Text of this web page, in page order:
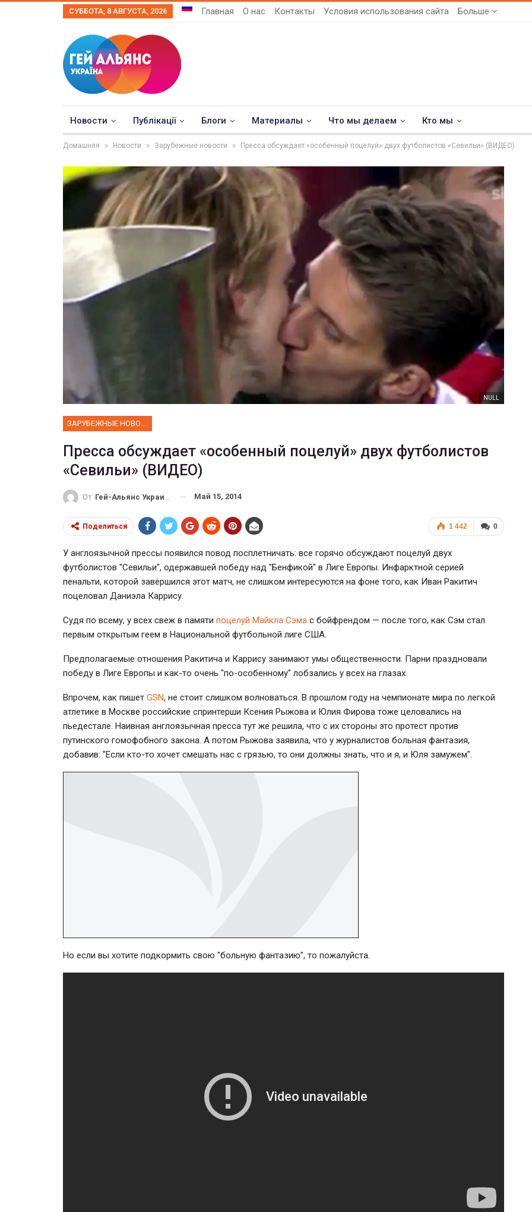
СУББОТА, 8 АВГУСТА, 2026 Главная О нас Контакты Условия использования сайта Больше
Новости Публікації Блоги Материалы Что мы делаем Кто мы
Домашняя Новости Зарубежные новости Пресса обсуждает «особенный поцелуй» двух футболистов «Севильи» (ВИДЕО)
NULL
ЗАРУБЕЖНЫЕ НОВОСТИ
Пресса обсуждает «особенный поцелуй» двух футболистов
«Севильи» (ВИДЕО)
От Гей-Альянс Украина Май 15, 2014
0
1 442
Поделиться
У англоязычной прессы появился повод посплетничать: все горячо обсуждают поцелуй двух
футболистов "Севильи", одержавшей победу над "Бенфикой" в Лиге Европы. Инфарктной серией
пенальти, которой завершился этот матч, не слишком интересуются на фоне того, как Иван Ракитич
поцеловал Даниэла Каррису.
Судя по всему, у всех свеж в памяти поцелуй Майкла Сэма с бойфрендом — после того, как Сэм стал
первым открытым геем в Национальной футбольной лиге США.
Предполагаемые отношения Ракитича и Каррису занимают умы общественности. Парни праздновали
победу в Лиге Европы и как-то очень "по-особенному" лобзались у всех на глазах.
Впрочем, как пишет GSN, не стоит слишком волноваться. В прошлом году на чемпионате мира по легкой
атлетике в Москве российские спринтерши Ксения Рыжова и Юлия Фирова тоже целовались на
пьедестале. Наивная англоязычная пресса тут же решила, что с их стороны это протест против
путинского гомофобного закона. А потом Рыжова заявила, что у журналистов больная фантазия,
добавив: "Если кто-то хочет смешать нас с грязью, то они должны знать, что и я, и Юля замужем".
Но если вы хотите подкормить свою "больную фантазию", то пожалуйста.
Военнослужащие-трансгендеры
В Берлине отпраздновали
легализацию гей-браков
ГЕЙ-АЛЬЯНС УКРАИНА Июл 2, 2017